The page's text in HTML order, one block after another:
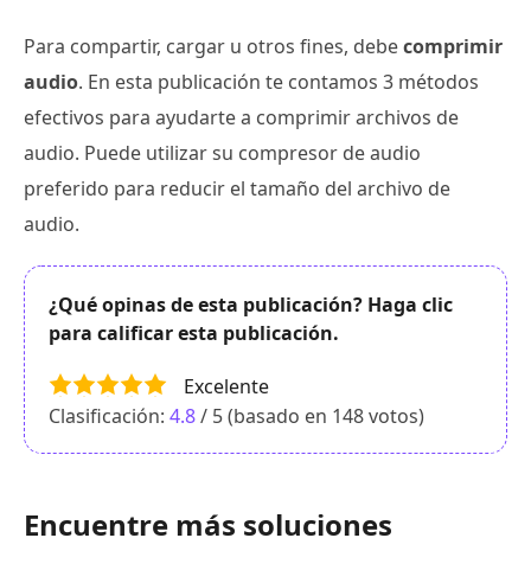
Para compartir, cargar u otros fines, debecomprimir
audio. En esta publicación te contamos 3 métodos
efectivos para ayudarte a comprimir archivos de
audio. Puede utilizar su compresor de audio
preferido para reducir el tamaño del archivo de
audio.
¿Qué opinas de esta publicación? Haga clic
para calificar esta publicación.
Excelente
Clasificación: 4.8/ 5 (basado en 148votos)
Encuentre más soluciones